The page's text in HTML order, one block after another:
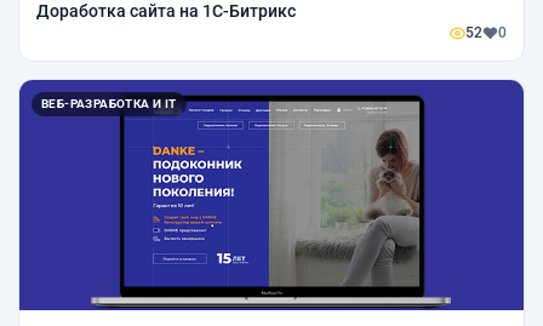
Доработка сайта на 1C-Битрикс
52 0
ВЕБ-РАЗРАБОТКА И IT